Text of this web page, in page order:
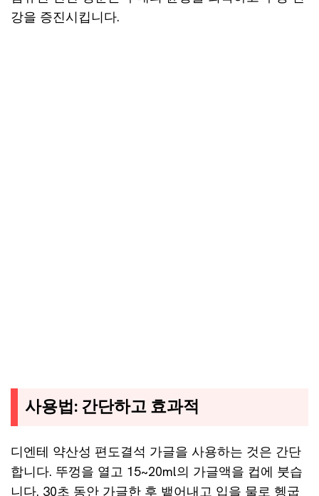
강을 증진시킵니다.
사용법: 간단하고 효과적
디엔테 약산성 편도결석 가글을 사용하는 것은 간단
합니다. 뚜껑을 열고 15~20ml의 가글액을 컵에 붓습
니다. 30초 동안 가글한 후 뱉어내고 입을 물로 헹굽